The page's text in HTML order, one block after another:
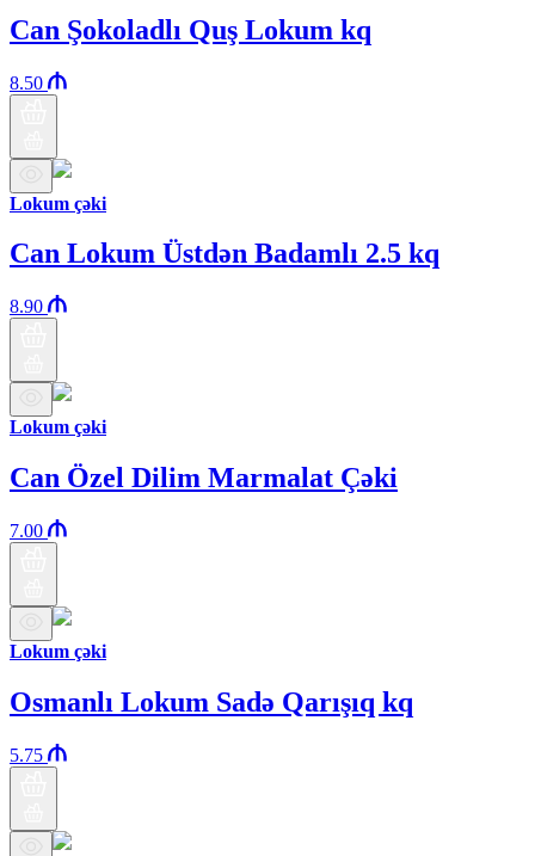
Can Şokoladlı Quş Lokum kq
8.50
Lokum çəki
Can Lokum Üstdən Badamlı 2.5 kq
8.90
Lokum çəki
Can Özel Dilim Marmalat Çəki
7.00
Lokum çəki
Osmanlı Lokum Sadə Qarışıq kq
5.75